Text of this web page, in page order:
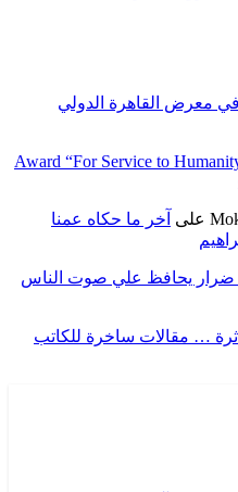
في معرض القاهرة الدولي
Award “For Service to
على آخر ما حكاه عمنا
كلاكيت ٣١ ضرار يحافظ علي صوت الناس
… مقالات ساخرة للكاتب